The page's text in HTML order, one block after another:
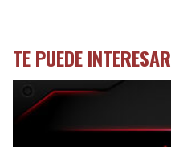
TE PUEDE INTERESAR